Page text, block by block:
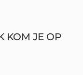
KOM JE OP